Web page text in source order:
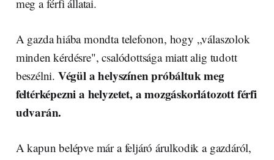
meg a férfi állatai.
A gazda hiába mondta telefonon, hogy „válaszolok
minden kérdésre", csalódottsága miatt alig tudott
beszélni. Végül a helyszínen próbáltuk meg
feltérképezni a helyzetet, a mozgáskorlátozott férfi
udvarán.
A kapun belépve már a feljáró árulkodik a gazdáról,